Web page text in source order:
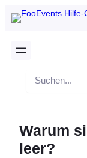
Suche
Warum
leer?